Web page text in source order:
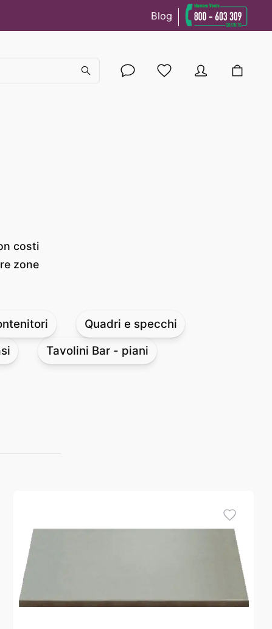
Blog
costi
zone
Quadri e specchi
Tavolini Bar - piani